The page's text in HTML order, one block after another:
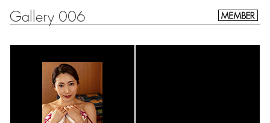
Gallery 006